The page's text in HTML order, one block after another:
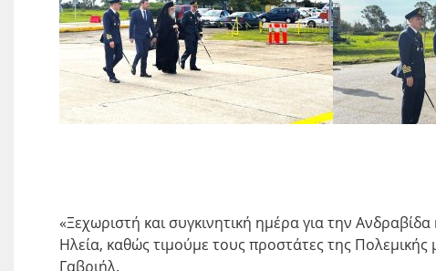
«Ξεχωριστή και συγκινητική ημέρα για την
Ηλεία, καθώς τιμούμε τους προστάτες της
Γαβριήλ.